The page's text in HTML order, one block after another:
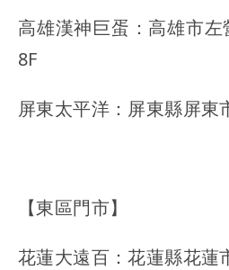
高雄漢神巨蛋：高雄市
8F
屏東太平洋：屏東縣屏東
【東區門市】
花蓮大遠百：花蓮縣花蓮